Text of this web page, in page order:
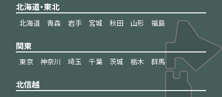
北海道・東北
北海道 青森 岩手 宮城 秋田 山形 福島
関東
東京 神奈川 埼玉 千葉 茨城 栃木 群馬
北信越